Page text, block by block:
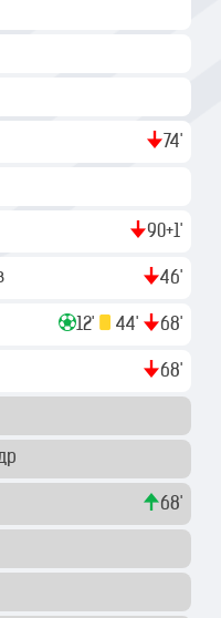
74'
90+1'
46'
12' 44' 68'
68'
68'